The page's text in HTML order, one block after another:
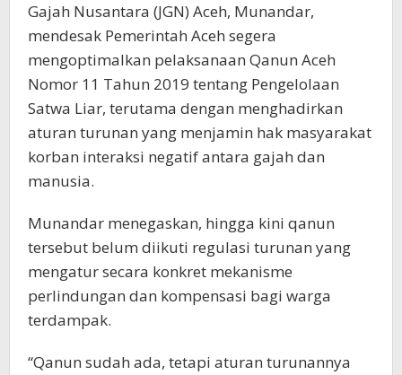
Gajah Nusantara (JGN) Aceh, Munandar,
mendesak Pemerintah Aceh segera
mengoptimalkan pelaksanaan Qanun Aceh
Nomor 11 Tahun 2019 tentang Pengelolaan
Satwa Liar, terutama dengan menghadirkan
aturan turunan yang menjamin hak masyarakat
korban interaksi negatif antara gajah dan
manusia.
Munandar menegaskan, hingga kini qanun
tersebut belum diikuti regulasi turunan yang
mengatur secara konkret mekanisme
perlindungan dan kompensasi bagi warga
terdampak.
“Qanun sudah ada, tetapi aturan turunannya